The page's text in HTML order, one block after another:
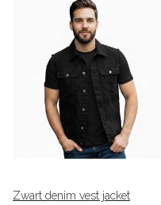
Zwart denim vest jacket